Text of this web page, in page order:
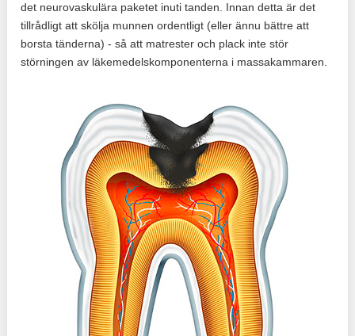
det neurovaskulära paketet inuti tanden. Innan detta är det
tillrådligt att skölja munnen ordentligt (eller ännu bättre att
borsta tänderna) - så att matrester och plack inte stör
störningen av läkemedelskomponenterna i massakammaren.